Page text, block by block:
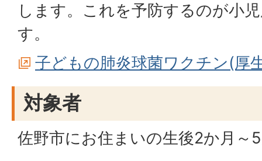
します。これを予防するのが小
す。
子どもの肺炎球菌ワクチン(厚
対象者
佐野市にお住まいの生後2か月～